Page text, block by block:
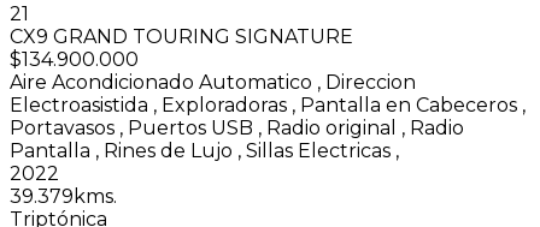
21
CX9 GRAND TOURING SIGNATURE
$134.900.000
Aire Acondicionado Automatico , Direccion
Electroasistida , Exploradoras , Pantalla en Cabeceros ,
Portavasos , Puertos USB , Radio original , Radio
Pantalla , Rines de Lujo , Sillas Electricas ,
2022
39.379kms.
Triptónica